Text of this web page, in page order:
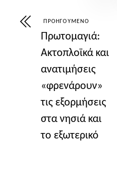
ΠΡΟΗΓΟΎΜΕΝΟ
Πρωτομαγιά:
Ακτοπλοϊκά και
ανατιμήσεις
«φρενάρουν»
τις εξορμήσεις
στα νησιά και
το εξωτερικό